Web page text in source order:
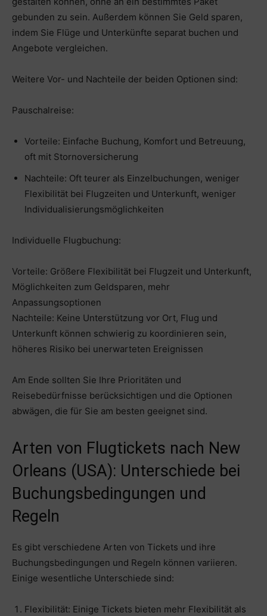
gebunden zu sein. Außerdem können Sie Geld sparen,
indem Sie Flüge und Unterkünfte separat buchen und
Angebote vergleichen.
Weitere Vor- und Nachteile der beiden Optionen sind:
Pauschalreise:
Vorteile: Einfache Buchung, Komfort und Betreuung,
oft mit Stornoversicherung
Nachteile: Oft teurer als Einzelbuchungen, weniger
Flexibilität bei Flugzeiten und Unterkunft, weniger
Individualisierungsmöglichkeiten
Individuelle Flugbuchung:
Vorteile: Größere Flexibilität bei Flugzeit und Unterkunft,
Möglichkeiten zum Geldsparen, mehr
Anpassungsoptionen
Nachteile: Keine Unterstützung vor Ort, Flug und
Unterkunft können schwierig zu koordinieren sein,
höheres Risiko bei unerwarteten Ereignissen
Am Ende sollten Sie Ihre Prioritäten und
Reisebedürfnisse berücksichtigen und die Optionen
abwägen, die für Sie am besten geeignet sind.
Arten von Flugtickets nach New
Orleans (USA): Unterschiede bei
Buchungsbedingungen und
Regeln
Es gibt verschiedene Arten von Tickets und ihre
Buchungsbedingungen und Regeln können variieren.
Einige wesentliche Unterschiede sind:
Flexibilität: Einige Tickets bieten mehr Flexibilität als